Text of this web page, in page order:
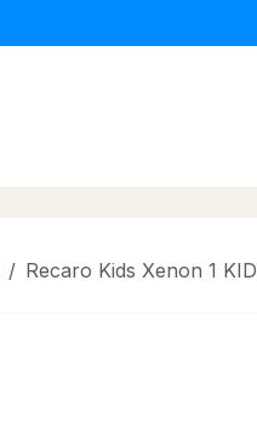
Recaro Kids Xenon 1 KID